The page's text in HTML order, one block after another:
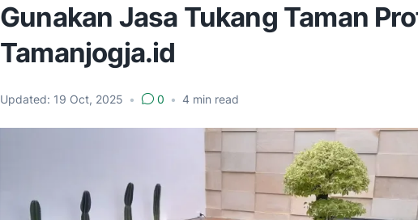
Gunakan Jasa Tukang Taman
Tamanjogja.id
Updated: 19 Oct, 2025 • 0 • 4 min read